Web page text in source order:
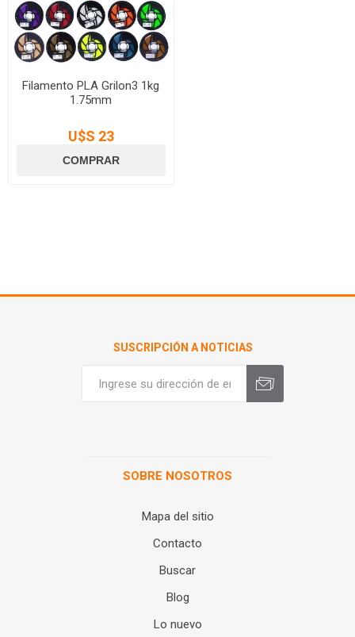
Filamento PLA Grilon3 1kg
1.75mm
U$S 23
SUSCRIPCIÓN A NOTICIAS
SOBRE NOSOTROS
Mapa del sitio
Contacto
Buscar
Blog
Lo nuevo